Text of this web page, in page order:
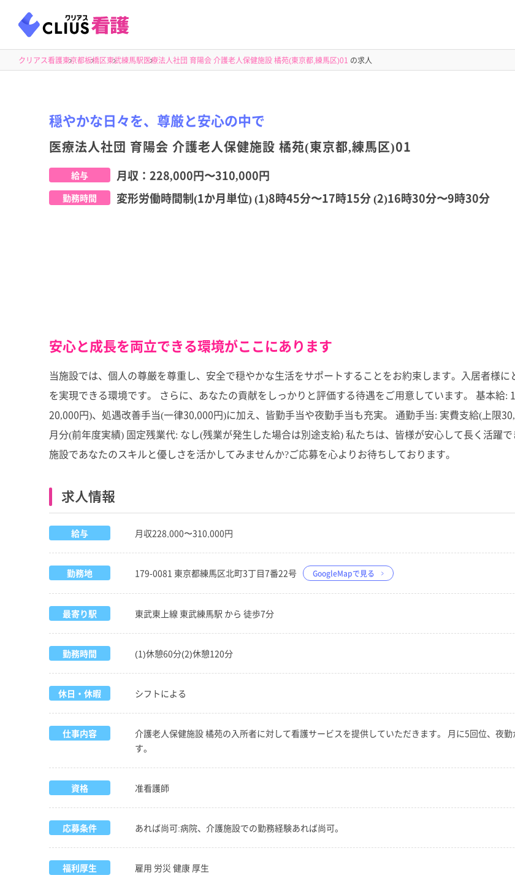
クリアス看護東京都板橋区東武練馬駅医療法人社団 育陽会 介護老人保健施設 橘苑(東京都,練馬区)01 の求人
穏やかな日々を、尊厳と安心の中で
医療法人社団 育陽会 介護老人保健施設 橘苑(東京都,練馬区)01
給与 月収： 228,000円〜310,000円
勤務時間 変形労働時間制(1か月単位) (1)8時45分〜17時15分 (2)16時30分〜9時30分
安心と成長を両立できる環境がここにあります
当施設では、個人の尊厳を尊重し、安全で穏やかな生活をサポートすることをお約束します。入居者様
を実現できる環境です。 さらに、あなたの貢献をしっかりと評価する待遇をご用意しています。 基本給
20,000円)、処遇改善手当(一律30,000円)に加え、皆勤手当や夜勤手当も充実。 通勤手当: 実費支給(上限
月分(前年度実績) 固定残業代: なし(残業が発生した場合は別途支給) 私たちは、皆様が安心して長く活躍
施設であなたのスキルと優しさを活かしてみませんか?ご応募を心よりお待ちしております。
求人情報
給与 月収228,000〜310,000円
勤務地 179-0081 東京都練馬区北町3丁目7番22号 GoogleMapで見る
最寄り駅 東武東上線 東武練馬駅 から 徒歩7分
勤務時間 (1)休憩60分(2)休憩120分
休日・休暇 シフトによる
仕事内容
介護老人保健施設 橘苑の入所者に対して看護サービスを提供していただきます。 月に5回位、夜
す。
資格 准看護師
応募条件 あれば尚可:病院、介護施設での勤務経験あれば尚可。
福利厚生 雇用 労災 健康 厚生